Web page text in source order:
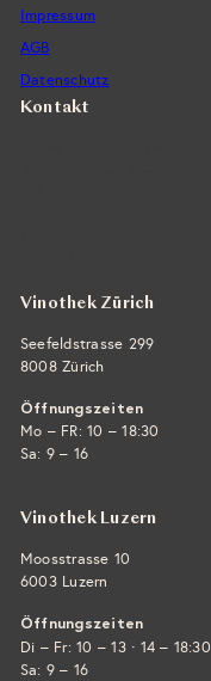
Impressum
AGB
Datenschutz
Kontakt
Vinothek Zürich
Seefeldstrasse 299
8008 Zürich
Öffnungszeiten
Mo – FR: 10 – 18:30
Sa: 9 – 16
Vinothek Luzern
Moosstrasse 10
6003 Luzern
Öffnungszeiten
Di – Fr: 10 – 13 · 14 – 18:30
Sa: 9 – 16